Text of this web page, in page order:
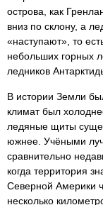
острова, как
вниз по склону, а
«наступают», то
небольших горных
ледников
В истории Земли
климат был
ледяные щиты
южнее. Учёными
сравнительно
когда территория
Северной Америки
несколько